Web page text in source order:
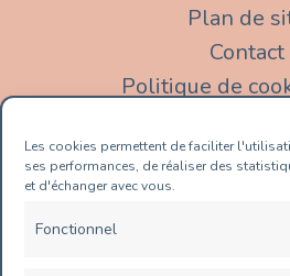
Les cookies permettent de faciliter
ses performances, de réaliser des
et d'échanger avec vous.
Fonctionnel
Plan de
Contact
Politique de